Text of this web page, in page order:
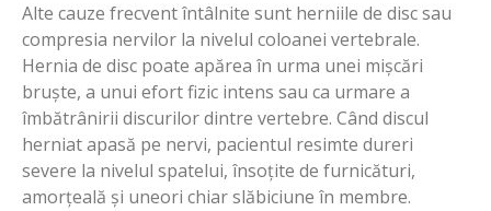
Alte cauze frecvent întâlnite sunt herniile de disc sau
compresia nervilor la nivelul coloanei vertebrale.
Hernia de disc poate apărea în urma unei mișcări
bruște, a unui efort fizic intens sau ca urmare a
îmbătrânirii discurilor dintre vertebre. Când discul
herniat apasă pe nervi, pacientul resimte dureri
severe la nivelul spatelui, însoțite de furnicături,
amorțeală și uneori chiar slăbiciune în membre.